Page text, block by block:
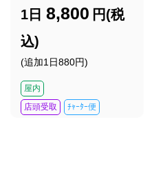
1日 8,800 円(税
込)
(追加1日880円)
屋内
店頭受取
ﾁｬｰﾀｰ便